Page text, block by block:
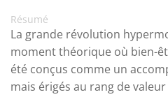
Résumé
La grande révolution
moment théorique où bien-
été conçus comme un
mais érigés au rang de